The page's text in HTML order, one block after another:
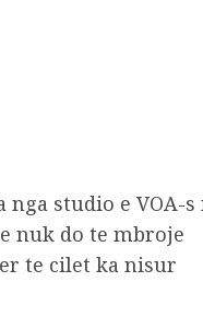
studio e VOA-s
nuk do te mbroje
te cilet ka nisur